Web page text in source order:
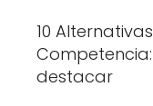
10
destacar